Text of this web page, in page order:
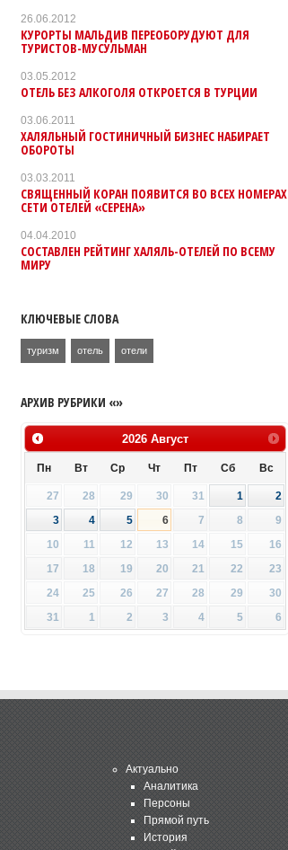
26.06.2012
КУРОРТЫ МАЛЬДИВ ПЕРЕОБОРУДУЮТ ДЛЯ
ТУРИСТОВ-МУСУЛЬМАН
03.05.2012
ОТЕЛЬ БЕЗ АЛКОГОЛЯ ОТКРОЕТСЯ В ТУРЦИИ
03.06.2011
ХАЛЯЛЬНЫЙ ГОСТИНИЧНЫЙ БИЗНЕС НАБИРАЕТ
ОБОРОТЫ
03.03.2011
СВЯЩЕННЫЙ КОРАН ПОЯВИТСЯ ВО ВСЕХ НОМЕРАХ
СЕТИ ОТЕЛЕЙ «СЕРЕНА»
04.04.2010
СОСТАВЛЕН РЕЙТИНГ ХАЛЯЛЬ-ОТЕЛЕЙ ПО ВСЕМУ
МИРУ
КЛЮЧЕВЫЕ СЛОВА
туризм отель отели
АРХИВ РУБРИКИ «»
2026 Август
Пн Вт Ср Чт Пт Сб Вс
27 28 29 30 31 1
2
3
4 5 6 7 8
9
10
11 12 13 14 15
16
17
18 19 20 21 22
23
24
25 26 27 28 29
30
31
1 2 3 4 5 6
Актуально
Аналитика
Персоны
Прямой путь
История